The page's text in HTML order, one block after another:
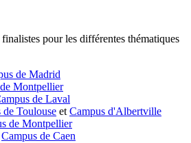
pour les différentes thématiques
de Madrid
Montpellier
de Laval
de Toulouse et Campus d'Albertville
de Montpellier
Campus de Caen